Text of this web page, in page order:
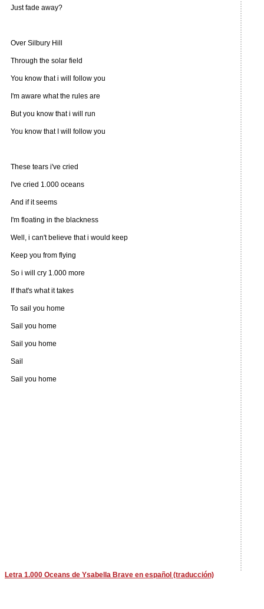
Just fade away?
Over Silbury Hill
Through the solar field
You know that i will follow you
I'm aware what the rules are
But you know that i will run
You know that I will follow you
These tears i've cried
I've cried 1.000 oceans
And if it seems
I'm floating in the blackness
Well, i can't believe that i would keep
Keep you from flying
So i will cry 1.000 more
If that's what it takes
To sail you home
Sail you home
Sail you home
Sail
Sail you home
Letra 1.000 Oceans de Ysabella Brave en español (traducción)